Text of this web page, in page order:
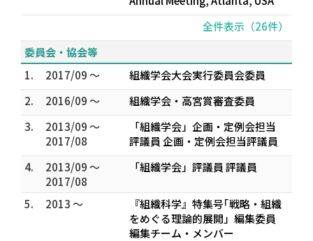
全件表示（26件）
委員会・協会等
1.
2017/09 ～
組織学会大会実行委員会委員
2.
2016/09 ～
組織学会・高宮賞審査委員
3.
2013/09 ～
2017/08
「組織学会」企画・定例会担当
評議員 企画・定例会担当評議員
4.
2013/09 ～
2017/08
「組織学会」評議員 評議員
5. 2013 ～
『組織科学』特集号｢戦略・組織
をめぐる理論的展開」編集委員
編集チーム・メンバー